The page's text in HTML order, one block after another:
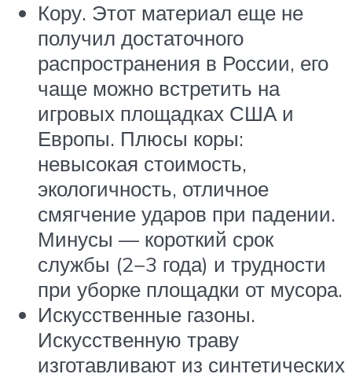
Кору. Этот материал еще не
получил достаточного
распространения в России, его
чаще можно встретить на
игровых площадках США и
Европы. Плюсы коры:
невысокая стоимость,
экологичность, отличное
смягчение ударов при падении.
Минусы — короткий срок
службы (2−3 года) и трудности
при уборке площадки от мусора.
Искусственные газоны.
Искусственную траву
изготавливают из синтетических